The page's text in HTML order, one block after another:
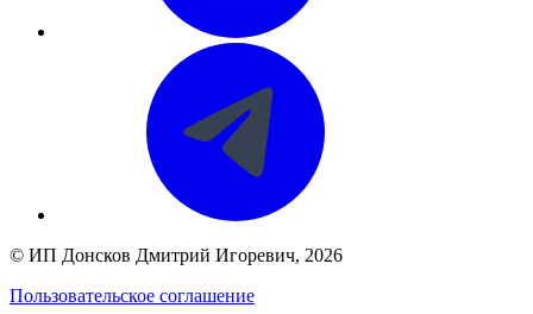
© ИП Донсков Дмитрий Игоревич, 2026
Пользовательское соглашение